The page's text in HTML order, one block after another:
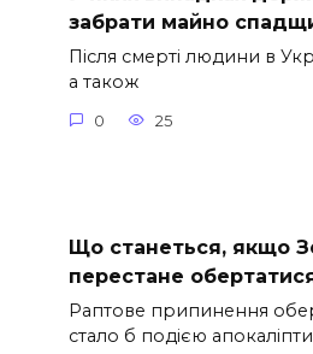
забрати майно
Після смерті людини в
а також
0 25
Що станеться, якщо
перестане
Раптове припинення
стало б подією